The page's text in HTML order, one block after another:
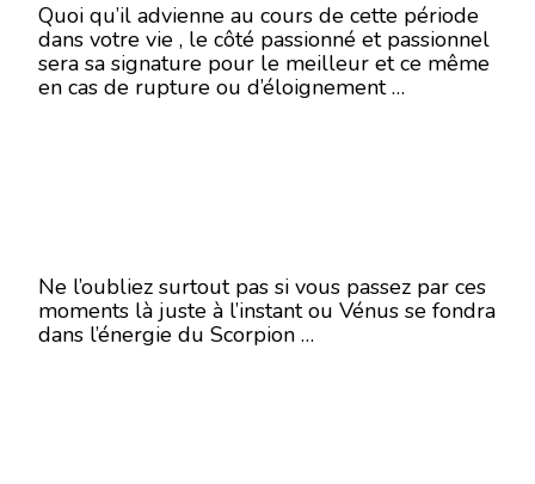
Quoi qu’il advienne au cours de cette période
dans votre vie , le côté passionné et passionnel
sera sa signature pour le meilleur et ce même
en cas de rupture ou d’éloignement …
Ne l’oubliez surtout pas si vous passez par ces
moments là juste à l’instant ou Vénus se fondra
dans l’énergie du Scorpion …